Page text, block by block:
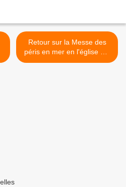
Retour sur la Messe des
péris en mer en l'église ND
des Victoires et absoute à